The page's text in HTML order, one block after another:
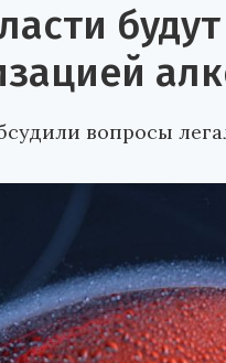
вопросы